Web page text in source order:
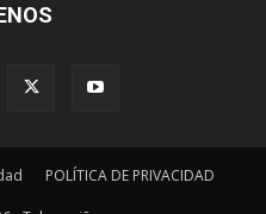
POLÍTICA DE PRIVACIDAD